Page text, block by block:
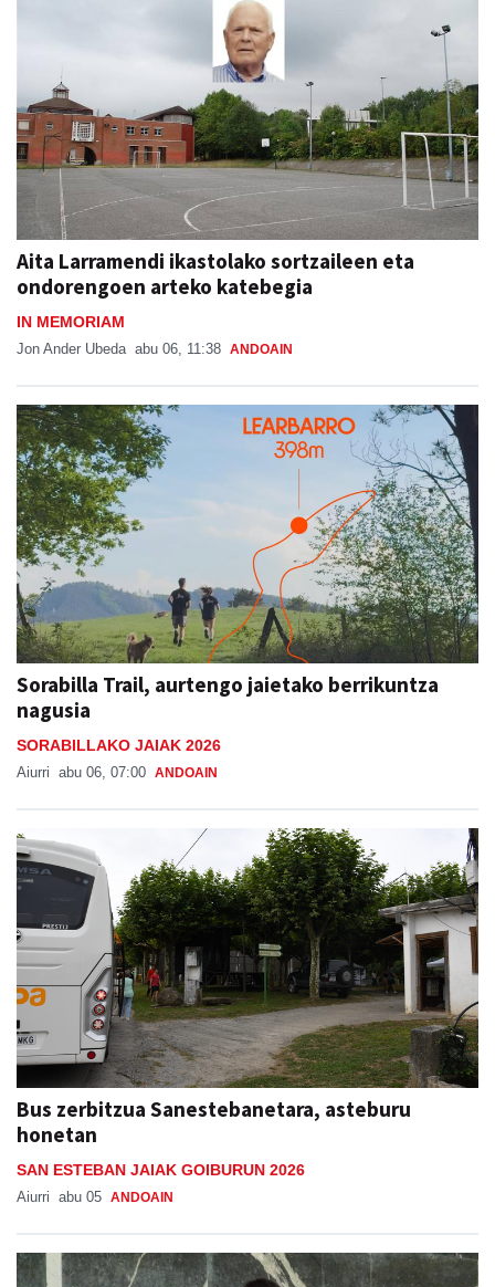
Aita Larramendi ikastolako sortzaileen eta
ondorengoen arteko katebegia
IN MEMORIAM
Jon Ander Ubeda abu 06, 11:38 ANDOAIN
Sorabilla Trail, aurtengo jaietako berrikuntza
nagusia
SORABILLAKO JAIAK 2026
Aiurri abu 06, 07:00 ANDOAIN
Bus zerbitzua Sanestebanetara, asteburu
honetan
SAN ESTEBAN JAIAK GOIBURUN 2026
Aiurri abu 05 ANDOAIN